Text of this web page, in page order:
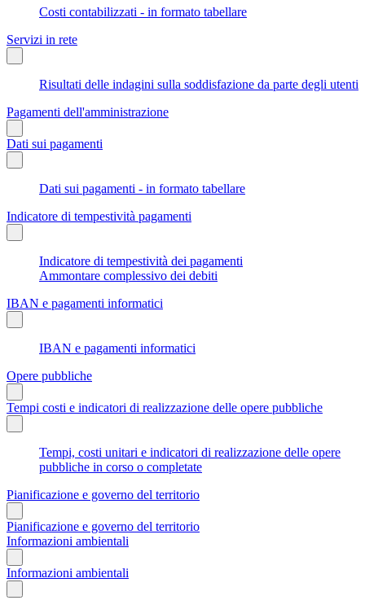
Costi contabilizzati - in formato tabellare
Servizi in rete
Risultati delle indagini sulla soddisfazione da parte degli utenti
Pagamenti dell'amministrazione
Dati sui pagamenti
Dati sui pagamenti - in formato tabellare
Indicatore di tempestività pagamenti
Indicatore di tempestività dei pagamenti
Ammontare complessivo dei debiti
IBAN e pagamenti informatici
IBAN e pagamenti informatici
Opere pubbliche
Tempi costi e indicatori di realizzazione delle opere pubbliche
Tempi, costi unitari e indicatori di realizzazione delle opere
pubbliche in corso o completate
Pianificazione e governo del territorio
Pianificazione e governo del territorio
Informazioni ambientali
Informazioni ambientali